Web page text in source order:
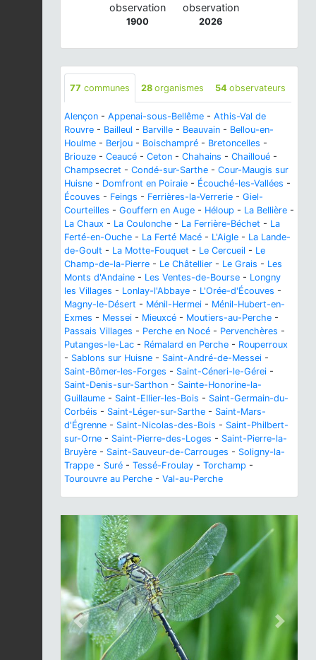
observation
1900
observation
2026
77 communes 28 organismes 54 observateurs
Alençon - Appenai-sous-Bellême - Athis-Val de
Rouvre - Bailleul - Barville - Beauvain - Bellou-en-
Houlme - Berjou - Boischampré - Bretoncelles -
Briouze - Ceaucé - Ceton - Chahains - Chailloué -
Champsecret - Condé-sur-Sarthe - Cour-Maugis sur
Huisne - Domfront en Poiraie - Écouché-les-Vallées -
Écouves - Feings - Ferrières-la-Verrerie - Giel-
Courteilles - Gouffern en Auge - Héloup - La Bellière -
La Chaux - La Coulonche - La Ferrière-Béchet - La
Ferté-en-Ouche - La Ferté Macé - L'Aigle - La Lande-
de-Goult - La Motte-Fouquet - Le Cercueil - Le
Champ-de-la-Pierre - Le Châtellier - Le Grais - Les
Monts d'Andaine - Les Ventes-de-Bourse - Longny
les Villages - Lonlay-l'Abbaye - L'Orée-d'Écouves -
Magny-le-Désert - Ménil-Hermei - Ménil-Hubert-en-
Exmes - Messei - Mieuxcé - Moutiers-au-Perche -
Passais Villages - Perche en Nocé - Pervenchères -
Putanges-le-Lac - Rémalard en Perche - Rouperroux
- Sablons sur Huisne - Saint-André-de-Messei -
Saint-Bômer-les-Forges - Saint-Céneri-le-Gérei -
Saint-Denis-sur-Sarthon - Sainte-Honorine-la-
Guillaume - Saint-Ellier-les-Bois - Saint-Germain-du-
Corbéis - Saint-Léger-sur-Sarthe - Saint-Mars-
d'Égrenne - Saint-Nicolas-des-Bois - Saint-Philbert-
sur-Orne - Saint-Pierre-des-Loges - Saint-Pierre-la-
Bruyère - Saint-Sauveur-de-Carrouges - Soligny-la-
Trappe - Suré - Tessé-Froulay - Torchamp -
Tourouvre au Perche - Val-au-Perche
Previous Next